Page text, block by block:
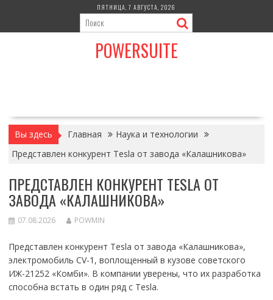
содержимому
ПЯТНИЦА, 7 АВГУСТА, 2026
POWERSUITE
Вы здесь Главная
Наука и технологии
Представлен конкурент Tesla от завода «Калашникова»
ПРЕДСТАВЛЕН КОНКУРЕНТ TESLA ОТ
ЗАВОДА «КАЛАШНИКОВА»
07.08.2026 POWMIN
Представлен конкурент Tesla от завода «Калашникова»,
электромобиль CV-1, воплощенный в кузове советского
ИЖ-21252 «Комби». В компании уверены, что их разработка
способна встать в один ряд с Tesla.